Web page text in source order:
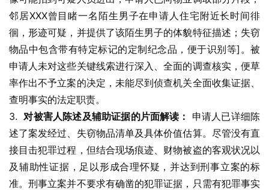
邻居XXX曾目睹一名陌生男子在申请人住宅附近长时间徘
徊，形迹可疑，并提供了该陌生男子的体貌特征描述；失窃
物品中包含带有特定标记的定制纪念品，便于识别等]。被
申请人未对这些关键线索进行深入、全面的调查核实，便草
率作出不予立案的决定，未能尽到侦查机关全面收集证据、
查明事实的法定职责。
3. 对被害人陈述及辅助证据的片面解读：
申请人已详细陈
述了案发经过、失窃物品清单及具体价值估算。尽管没有直
接目击犯罪过程，但结合现场痕迹、财物被盗的客观状况以
及辅助性证据，足以形成合理怀疑，并达到刑事立案的标
准。刑事立案并不要求有确凿的犯罪证据，只需有犯罪事实